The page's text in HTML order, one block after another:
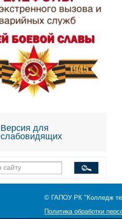
Версия для
слабовидящих
© ГАПОУ РК "Колледж
Политика обработки